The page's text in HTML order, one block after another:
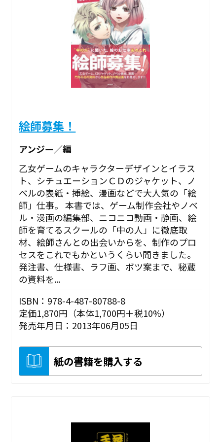
絵師募集！
アンジー／編
乙女ゲームのキャラクターデザインとイラス
ト、シチュエーションＣＤのジャケット、ノ
ベルの表紙・挿絵、漫画などで大人気の「絵
師」仕事。 本書では、ゲーム制作会社やノベ
ル・漫画の編集部、ニコニコ動画・静画、絵
師を育てるスクールの「中の人」に徹底取
材、絵師さんとの出会いからを、制作のプロ
セスをこれでもかというくらい聞きました。
発注書、仕様書、ラフ画、ボツ案まで、秘蔵
の資料を...
ISBN：978-4-487-80788-8
定価1,870円（本体1,700円＋税10%）
発売年月日：2013年06月05日
紙の書籍を購入する